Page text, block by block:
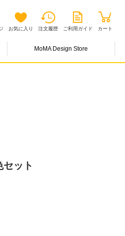
お気に入り 注文履歴 ご利用ガイド カート
MoMA Design Store
ット